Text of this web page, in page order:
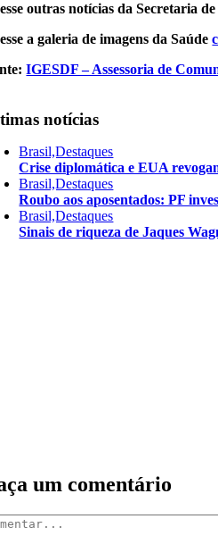
outras notícias da Secretaria
a​ galeria de imagens da Saúde​
IGESDF – Assessoria de
notícias
Brasil,Destaques
Crise diplomática e EUA
Brasil,Destaques
Roubo aos aposentados: PF
Brasil,Destaques
Sinais de riqueza de Jaques
um comentário